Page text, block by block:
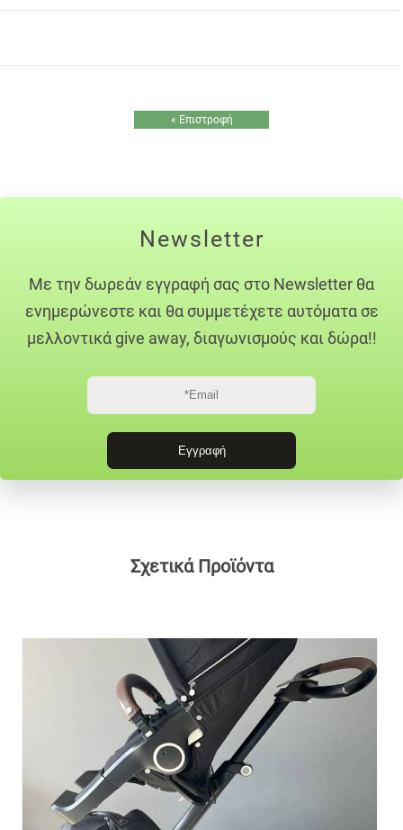
« Επιστροφή
Newsletter
Με την δωρεάν εγγραφή σας στο Newsletter θα
ενημερώνεστε και θα συμμετέχετε αυτόματα σε
μελλοντικά give away, διαγωνισμούς και δώρα!!
Σχετικά Προϊόντα